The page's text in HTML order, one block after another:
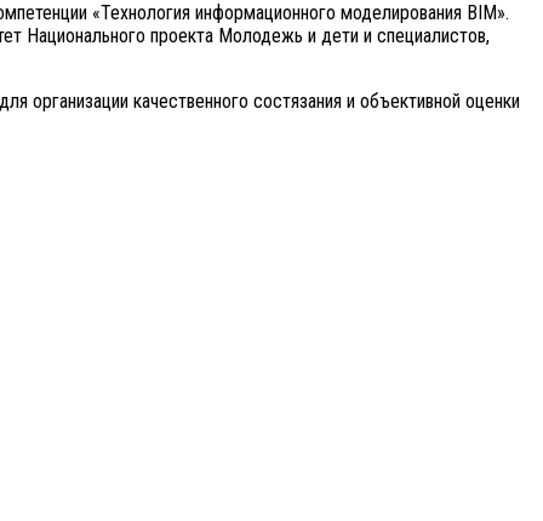
«Технология информационного моделирования BIM».
Национального проекта Молодежь и дети и специалистов,
качественного состязания и объективной оценки